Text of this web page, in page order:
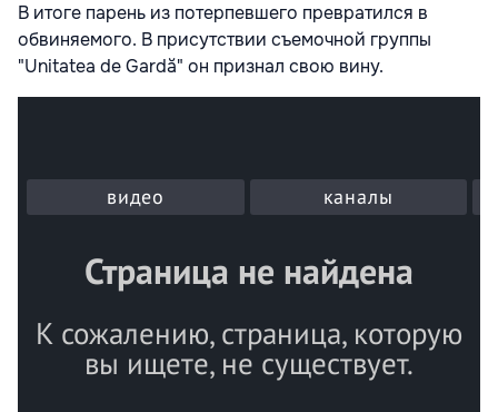
В итоге парень из потерпевшего превратился в
обвиняемого. В присутствии съемочной группы
"Unitatea de Gardă" он признал свою вину.